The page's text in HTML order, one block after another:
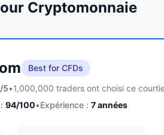
Cryptomonnaie
Best for CFDs
/5•1,000,000 traders ont choisi ce
94/100•Expérience : 7années